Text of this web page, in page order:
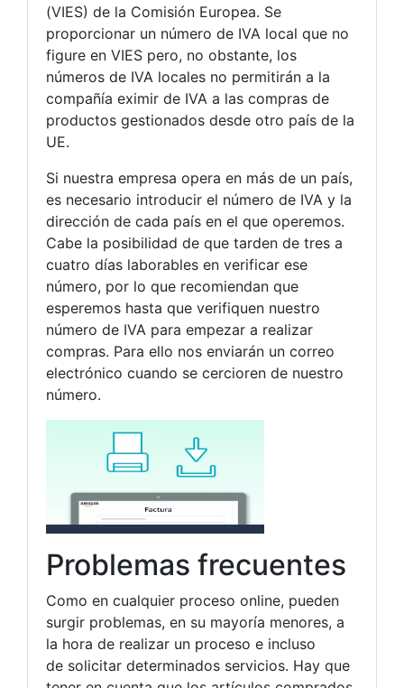
(VIES) de la Comisión Europea. Se
proporcionar un número de IVA local que no
figure en VIES pero, no obstante, los
números de IVA locales no permitirán a la
compañía eximir de IVA a las compras de
productos gestionados desde otro país de la
UE.
Si nuestra empresa opera en más de un país,
es necesario introducir el número de IVA y la
dirección de cada país en el que operemos.
Cabe la posibilidad de que tarden de tres a
cuatro días laborables en verificar ese
número, por lo que recomiendan que
esperemos hasta que verifiquen nuestro
número de IVA para empezar a realizar
compras. Para ello nos enviarán un correo
electrónico cuando se cercioren de nuestro
número.
Problemas frecuentes
Como en cualquier proceso online, pueden
surgir problemas, en su mayoría menores, a
la hora de realizar un proceso e incluso
de solicitar determinados servicios. Hay que